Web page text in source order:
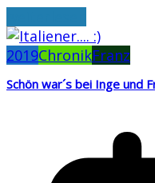
2019ChronikFranz
Schön war´s bei Inge und